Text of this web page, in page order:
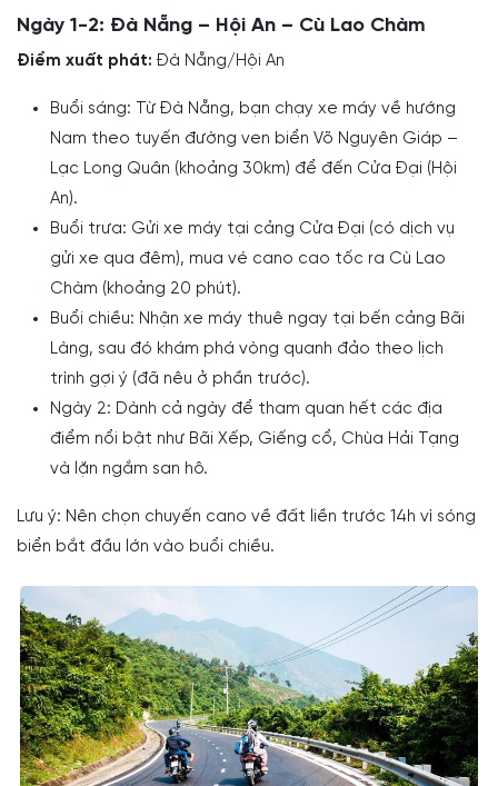
Ngày 1-2: Đà Nẵng – Hội An – Cù Lao Chàm
Điểm xuất phát: Đà Nẵng/Hội An
Buổi sáng: Từ Đà Nẵng, bạn chạy xe máy về hướng
Nam theo tuyến đường ven biển Võ Nguyên Giáp –
Lạc Long Quân (khoảng 30km) để đến Cửa Đại (Hội
An).
Buổi trưa: Gửi xe máy tại cảng Cửa Đại (có dịch vụ
gửi xe qua đêm), mua vé cano cao tốc ra Cù Lao
Chàm (khoảng 20 phút).
Buổi chiều: Nhận xe máy thuê ngay tại bến cảng Bãi
Làng, sau đó khám phá vòng quanh đảo theo lịch
trình gợi ý (đã nêu ở phần trước).
Ngày 2: Dành cả ngày để tham quan hết các địa
điểm nổi bật như Bãi Xếp, Giếng cổ, Chùa Hải Tạng
và lặn ngắm san hô.
Lưu ý: Nên chọn chuyến cano về đất liền trước 14h vì sóng
biển bắt đầu lớn vào buổi chiều.